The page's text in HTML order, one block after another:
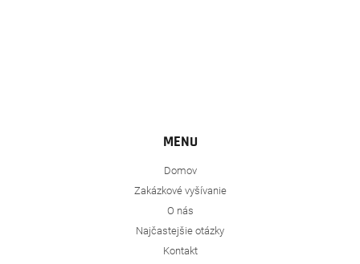
MENU
Domov
Zakázkové vyšívanie
O nás
Najčastejšie otázky
Kontakt